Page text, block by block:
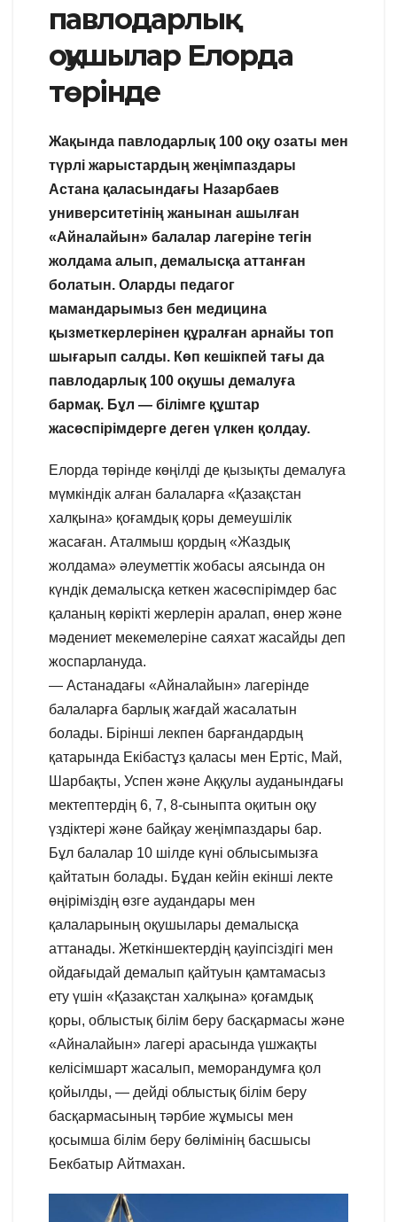
павлодарлық
оқушылар Елорда
төрінде
Жақында павлодарлық 100 оқу озаты мен
түрлі жарыстардың жеңімпаздары
Астана қаласындағы Назарбаев
университетінің жанынан ашылған
«Айналайын» балалар лагеріне тегін
жолдама алып, демалысқа аттанған
болатын. Оларды педагог
мамандарымыз бен медицина
қызметкерлерінен құралған арнайы топ
шығарып салды. Көп кешікпей тағы да
павлодарлық 100 оқушы демалуға
бармақ. Бұл — білімге құштар
жасөспірімдерге деген үлкен қолдау.
Елорда төрінде көңілді де қызықты демалуға
мүмкіндік алған балаларға «Қазақстан
халқына» қоғамдық қоры демеушілік
жасаған. Аталмыш қордың «Жаздық
жолдама» әлеуметтік жобасы аясында он
күндік демалысқа кеткен жасөспірімдер бас
қаланың көрікті жерлерін аралап, өнер және
мәдениет мекемелеріне саяхат жасайды деп
жоспарлануда.
— Астанадағы «Айналайын» лагерінде
балаларға барлық жағдай жасалатын
болады. Бірінші лекпен барғандардың
қатарында Екібастұз қаласы мен Ертіс, Май,
Шарбақты, Успен және Аққулы ауданындағы
мектептердің 6, 7, 8-сыныпта оқитын оқу
үздіктері және байқау жеңімпаздары бар.
Бұл балалар 10 шілде күні облысымызға
қайтатын болады. Бұдан кейін екінші лекте
өңіріміздің өзге аудандары мен
қалаларының оқушылары демалысқа
аттанады. Жеткіншектердің қауіпсіздігі мен
ойдағыдай демалып қайтуын қамтамасыз
ету үшін «Қазақстан халқына» қоғамдық
қоры, облыстық білім беру басқармасы және
«Айналайын» лагері арасында үшжақты
келісімшарт жасалып, меморандумға қол
қойылды, — дейді облыстық білім беру
басқармасының тәрбие жұмысы мен
қосымша білім беру бөлімінің басшысы
Бекбатыр Айтмахан.